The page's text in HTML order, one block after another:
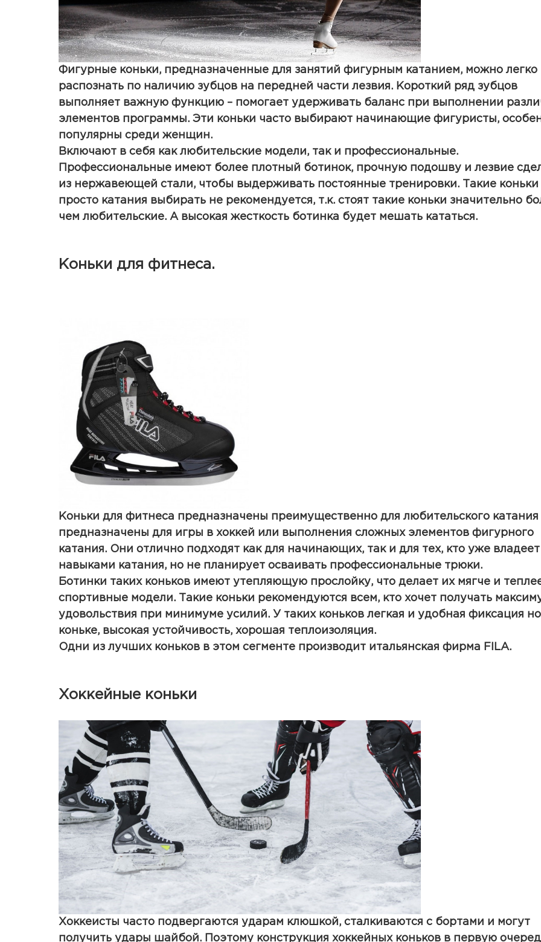
Фигурные коньки, предназначенные для занятий фигурным катанием, можно легко
распознать по наличию зубцов на передней части лезвия. Короткий ряд зубцов
выполняет важную функцию – помогает удерживать баланс при выполнении
элементов программы. Эти коньки часто выбирают начинающие фигуристы,
популярны среди женщин.
Включают в себя как любительские модели, так и профессиональные.
Профессиональные имеют более плотный ботинок, прочную подошву и лезвие
из нержавеющей стали, чтобы выдерживать постоянные тренировки. Такие коньки
просто катания выбирать не рекомендуется, т.к. стоят такие коньки значительно
чем любительские. А высокая жесткость ботинка будет мешать кататься.
Коньки для фитнеса.
Коньки для фитнеса предназначены преимущественно для любительского катания
предназначены для игры в хоккей или выполнения сложных элементов фигурного
катания. Они отлично подходят как для начинающих, так и для тех, кто уже владеет
навыками катания, но не планирует осваивать профессиональные трюки.
Ботинки таких коньков имеют утепляющую прослойку, что делает их мягче и
спортивные модели. Такие коньки рекомендуются всем, кто хочет получать
удовольствия при минимуме усилий. У таких коньков легкая и удобная фиксация
коньке, высокая устойчивость, хорошая теплоизоляция.
Одни из лучших коньков в этом сегменте производит итальянская фирма FILA.
Хоккейные коньки
Хоккеисты часто подвергаются ударам клюшкой, сталкиваются с бортами и могут
получить удары шайбой. Поэтому конструкция хоккейных коньков в первую